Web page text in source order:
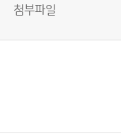
첨부파일